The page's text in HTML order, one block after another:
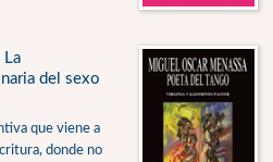
La
del sexo
que viene a
donde no